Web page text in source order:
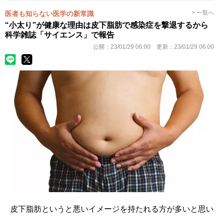
医者も知らない医学の新常識 > 一覧へ
“小太り”が健康な理由は皮下脂肪で感染症を撃退するから
科学雑誌「サイエンス」で報告
公開： 23/01/29 06:00 更新： 23/01/29 06:00
皮下脂肪というと悪いイメージを持たれる方が多いと思い